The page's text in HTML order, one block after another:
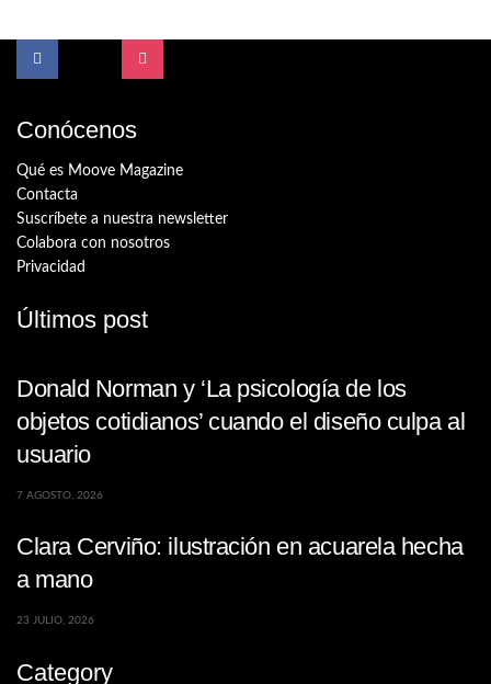
Conócenos
Qué es Moove Magazine
Contacta
Suscríbete a nuestra newsletter
Colabora con nosotros
Privacidad
Últimos post
Donald Norman y ‘La psicología de los
objetos cotidianos’ cuando el diseño culpa al
usuario
7 AGOSTO, 2026
Clara Cerviño: ilustración en acuarela hecha
a mano
23 JULIO, 2026
Category